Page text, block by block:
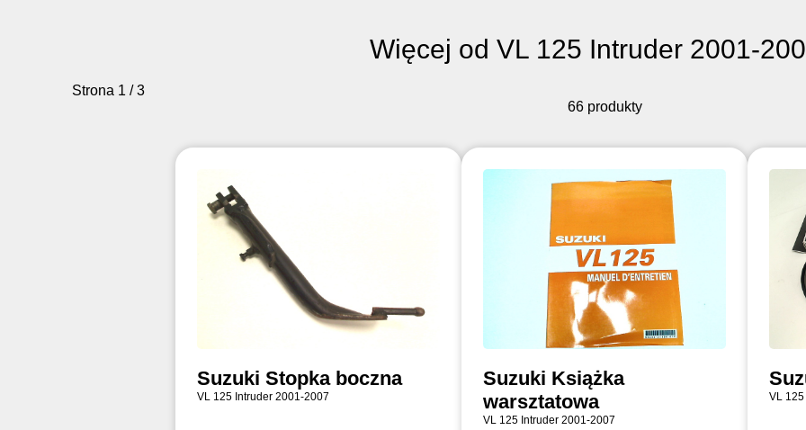
Więcej od VL 125 Intruder 2001-
Strona 1 / 3
66 produkty
Suzuki Stopka boczna
VL 125 Intruder 2001-2007
Suzuki Książka
warsztatowa
VL 125 Intruder 2001-2007
VL